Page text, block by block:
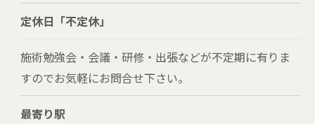
定休日「不定休」
施術勉強会・会議・研修・出張などが不定期に有りま
すのでお気軽にお問合せ下さい。
最寄り駅